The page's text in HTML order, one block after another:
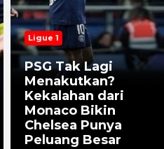
Ligue 1
PSG Tak Lagi
Menakutkan?
Kekalahan dari
Monaco Bikin
Chelsea Punya
Peluang Besar